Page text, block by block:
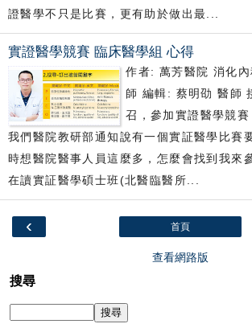
證醫學不只是比賽，更有助於做出最...
實證醫學競賽 臨床醫學組 心得
作者: 萬芳醫院 消化
師 編輯: 蔡明劭 醫師
召，參加實證醫學競賽
我們醫院教研部通知說有一個實証醫學比賽
時想醫院醫事人員這麼多，怎麼會找到我來
在讀實証醫學碩士班(北醫臨醫所...
‹ 首頁
查看網路版
搜尋